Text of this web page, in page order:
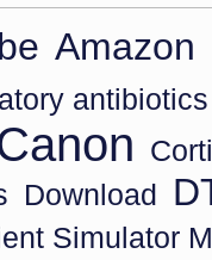
Amazon
Download
Simulator